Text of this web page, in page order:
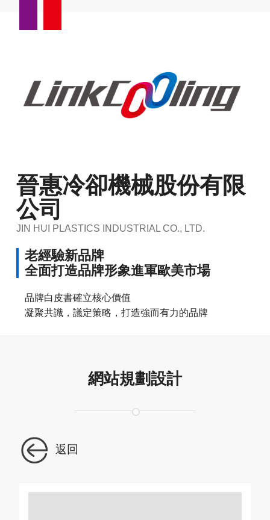
晉惠冷卻機械股份有限
公司
JIN HUI PLASTICS INDUSTRIAL CO., LTD.
老經驗新品牌
全面打造品牌形象進軍歐美市場
品牌白皮書確立核心價值
凝聚共識，議定策略，打造強而有力的品牌
網站規劃設計
返回